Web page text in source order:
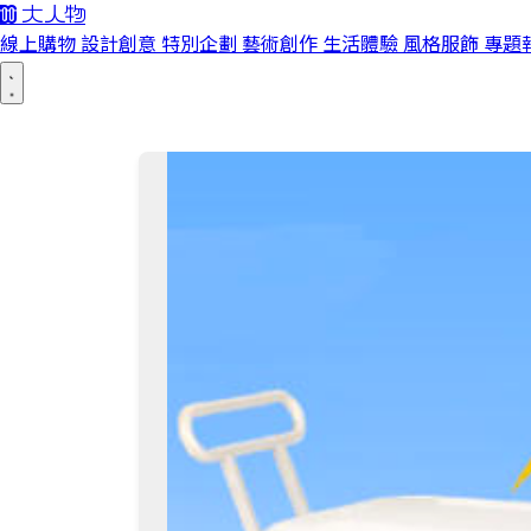
線上購物 設計創意 特別企劃 藝術創作 生活體驗 風格服飾 專題